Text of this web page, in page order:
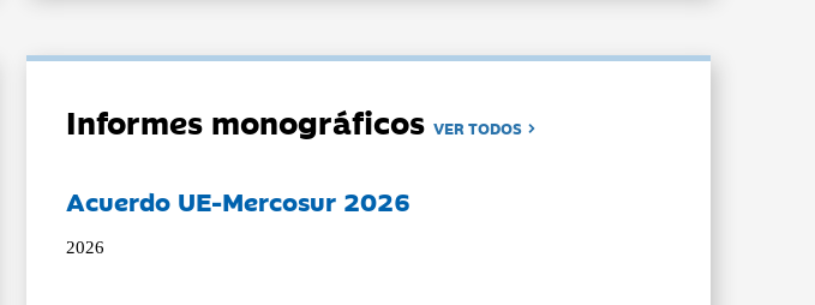
Informes monográficosVER TODOS
Acuerdo UE-Mercosur 2026
2026